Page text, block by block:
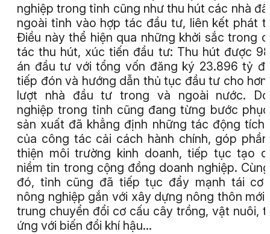
nghiệp trong tỉnh cũng như thu hút các nhà
ngoài tỉnh vào hợp tác đầu tư, liên kết phát
Điều này thể hiện qua những khởi sắc trong
tác thu hút, xúc tiến đầu tư: Thu hút được
án đầu tư với tổng vốn đăng ký 23.896 tỷ
tiếp đón và hướng dẫn thủ tục đầu tư cho hơn
lượt nhà đầu tư trong và ngoài nước.
nghiệp trong tỉnh cũng đang từng bước
sản xuất đã khẳng định những tác động tích
của công tác cải cách hành chính, góp
thiện môi trường kinh doanh, tiếp tục tạo
niềm tin trong cộng đồng doanh nghiệp.
đó, tỉnh cũng đã tiếp tục đẩy mạnh tái cơ
nông nghiệp gắn với xây dựng nông thôn
trung chuyển đổi cơ cấu cây trồng, vật nuôi,
ứng với biến đổi khí hậu...